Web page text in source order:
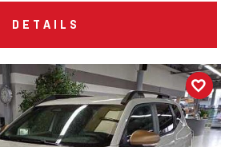
DETAILS